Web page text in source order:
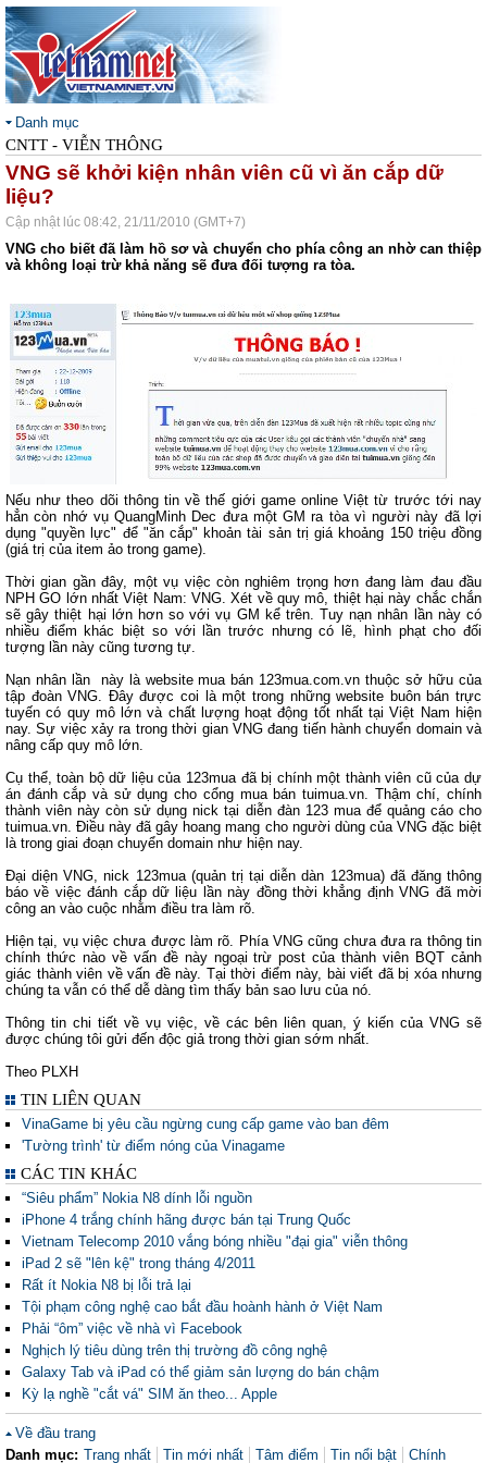
Danh mục
CNTT - VIỄN THÔNG
VNG sẽ khởi kiện nhân viên cũ vì ăn cắp dữ
liệu?
Cập nhật lúc 08:42, 21/11/2010 (GMT+7)
VNG cho biết đã làm hồ sơ và chuyển cho phía công an nhờ can thiệp
và không loại trừ khả năng sẽ đưa đối tượng ra tòa.
Nếu như theo dõi thông tin về thế giới game online Việt từ trước tới nay
hẳn còn nhớ vụ QuangMinh Dec đưa một GM ra tòa vì người này đã lợi
dụng "quyền lực" để "ăn cắp" khoản tài sản trị giá khoảng 150 triệu đồng
(giá trị của item ảo trong game).
Thời gian gần đây, một vụ việc còn nghiêm trọng hơn đang làm đau đầu
NPH GO lớn nhất Việt Nam: VNG. Xét về quy mô, thiệt hại này chắc chắn
sẽ gây thiệt hại lớn hơn so với vụ GM kể trên. Tuy nạn nhân lần này có
nhiều điểm khác biệt so với lần trước nhưng có lẽ, hình phạt cho đối
tượng lần này cũng tương tự.
Nạn nhân lần này là website mua bán 123mua.com.vn thuộc sở hữu của
tập đoàn VNG. Đây được coi là một trong những website buôn bán trực
tuyến có quy mô lớn và chất lượng hoạt động tốt nhất tại Việt Nam hiện
nay. Sự việc xảy ra trong thời gian VNG đang tiến hành chuyển domain và
nâng cấp quy mô lớn.
Cụ thể, toàn bộ dữ liệu của 123mua đã bị chính một thành viên cũ của dự
án đánh cắp và sử dụng cho cổng mua bán tuimua.vn. Thậm chí, chính
thành viên này còn sử dụng nick tại diễn đàn 123 mua để quảng cáo cho
tuimua.vn. Điều này đã gây hoang mang cho người dùng của VNG đặc biệt
là trong giai đoạn chuyển domain như hiện nay.
Đại diện VNG, nick 123mua (quản trị tại diễn dàn 123mua) đã đăng thông
báo về việc đánh cắp dữ liệu lần này đồng thời khẳng định VNG đã mời
công an vào cuộc nhằm điều tra làm rõ.
Hiện tại, vụ việc chưa được làm rõ. Phía VNG cũng chưa đưa ra thông tin
chính thức nào về vấn đề này ngoại trừ post của thành viên BQT cảnh
giác thành viên về vấn đề này. Tại thời điểm này, bài viết đã bị xóa nhưng
chúng ta vẫn có thể dễ dàng tìm thấy bản sao lưu của nó.
Thông tin chi tiết về vụ việc, về các bên liên quan, ý kiến của VNG sẽ
được chúng tôi gửi đến độc giả trong thời gian sớm nhất.
Theo PLXH
TIN LIÊN QUAN
VinaGame bị yêu cầu ngừng cung cấp game vào ban đêm
'Tường trình' từ điểm nóng của Vinagame
CÁC TIN KHÁC
“Siêu phẩm” Nokia N8 dính lỗi nguồn
iPhone 4 trắng chính hãng được bán tại Trung Quốc
Vietnam Telecomp 2010 vắng bóng nhiều "đại gia" viễn thông
iPad 2 sẽ "lên kệ" trong tháng 4/2011
Rất ít Nokia N8 bị lỗi trả lại
Tội phạm công nghệ cao bắt đầu hoành hành ở Việt Nam
Phải “ôm” việc về nhà vì Facebook
Nghịch lý tiêu dùng trên thị trường đồ công nghệ
Galaxy Tab và iPad có thể giảm sản lượng do bán chậm
Kỳ lạ nghề "cắt vá" SIM ăn theo... Apple
Về đầu trang
Danh mục: Trang nhất Tin mới nhất Tâm điểm Tin nổi bật Chính